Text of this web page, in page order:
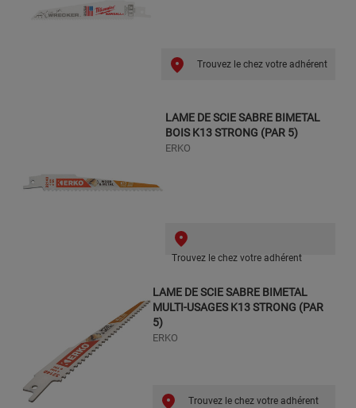
Trouvez le chez votre adhérent
LAME DE SCIE SABRE BIMETAL
BOIS K13 STRONG (PAR 5)
ERKO
Trouvez le chez votre adhérent
LAME DE SCIE SABRE BIMETAL
MULTI-USAGES K13 STRONG (PAR
5)
ERKO
Trouvez le chez votre adhérent